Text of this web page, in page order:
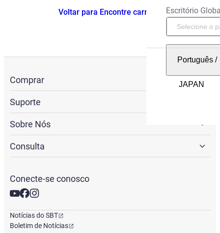
Escritório
Português/
Voltar para Encontre carros
Comprar
Suporte
Sobre Nós
Consulta
Conecte-se conosco
Notícias do SBT
Boletim de Notícias